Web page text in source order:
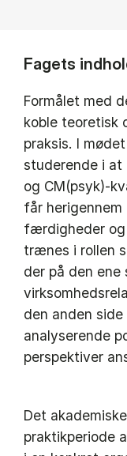
Fagets
Formålet med
koble teoretisk
praksis. I
studerende i at
og CM(psyk)-
får
færdigheder og
trænes i rollen
der på den ene
den anden
analyserende
perspektiver
Det
praktikperiode